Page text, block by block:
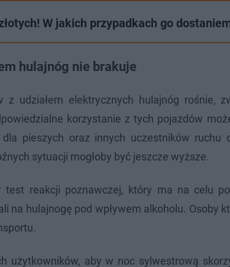
W jakich przypadkach go
hulajnóg nie brakuje
udziałem elektrycznych hulajnóg rośnie,
korzystanie z tych pojazdów
pieszych oraz innych uczestników ruchu
sytuacji mogłoby być jeszcze wyższe.
test reakcji poznawczej, który ma na celu
na hulajnogę pod wpływem alkoholu. Osoby
użytkowników, aby w noc sylwestrową